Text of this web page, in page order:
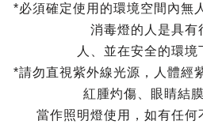
*必須確定使用的環境空間內無
消毒燈的人是具有
人、並在安全的環境
*請勿直視紫外線光源，人體經
紅腫灼傷、眼睛結
當作照明燈使用，如有任何